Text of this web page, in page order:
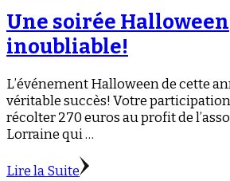
Une soirée Halloween
inoubliable!
L’événement Halloween de cette
véritable succès! Votre
récolter 270 euros au profit de
Lorraine qui …
Lire la Suite